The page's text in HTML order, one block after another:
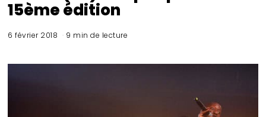
15ème édition
6 février 2018 9 min de lecture